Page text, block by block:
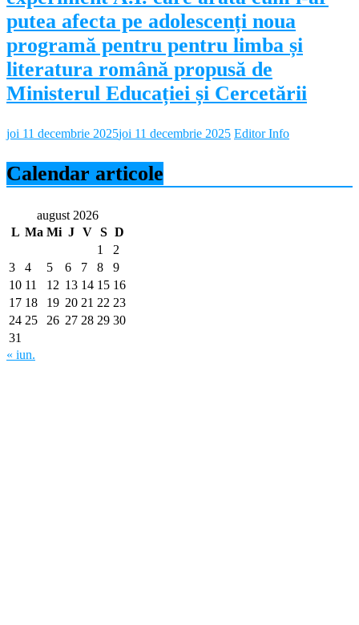
putea afecta pe adolescenți noua
programă pentru pentru limba și
literatura română propusă de
Ministerul Educației și Cercetării
joi 11 decembrie 2025joi 11 decembrie 2025 Editor Info
Calendar articole
august 2026
L Ma Mi J V S D
1
2
3
4 5 6 7 8
9
10 11 12 13 14 15 16
17 18 19 20 21 22 23
24 25 26 27 28 29 30
31
« iun.